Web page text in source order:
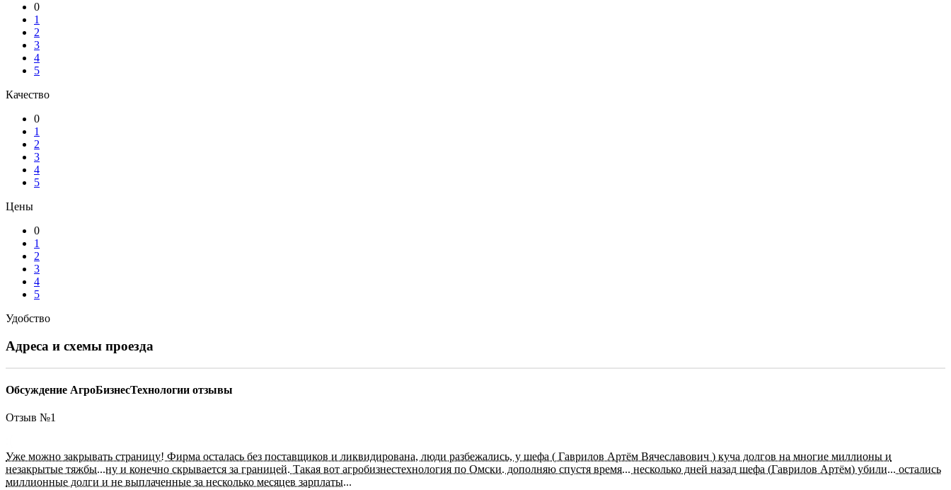
0
1
2
3
4
5
Качество
0
1
2
3
4
5
Цены
0
1
2
3
4
5
Удобство
Адреса и схемы проезда
Обсуждение АгроБизнесТехнологии отзывы
Отзыв №1
Уже можно закрывать страницу! Фирма осталась без поставщиков и ликвидирована, люди разбежались, у шефа ( Гаврилов Артём Вячеславович ) куча долгов на многие миллионы и
незакрытые тяжбы...ну и конечно скрывается за границей. Такая вот агробизнестехнология по Омски. дополняю спустя время... несколько дней назад шефа (Гаврилов Артём) убили... остались
миллионные долги и не выплаченные за несколько месяцев зарплаты...